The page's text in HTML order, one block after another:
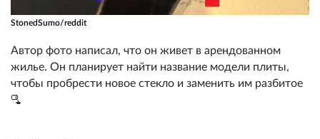
StonedSumo/reddit
Автор фото написал, что он живет в арендованном
жилье. Он планирует найти название модели плиты,
чтобы пробрести новое стекло и заменить им разбитое
🫗